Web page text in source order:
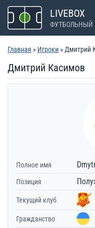
Перейти
содержимому
LIVEBOX
ФУТБОЛЬНЫЙ
Главная » Игроки » Дмитрий
Дмитрий Касимов
Полное имя
Позиция
Текущий клуб
Гражданство